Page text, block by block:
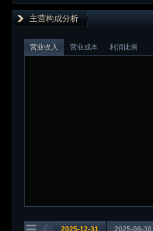
主营构成分析
营业收入 营业成本 利润比例
2025-12-31 2025-06-30